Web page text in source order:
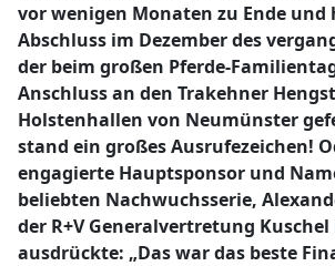
vor wenigen Monaten zu Ende und
Abschluss im Dezember des
der beim großen Pferde-
Anschluss an den Trakehner
Holstenhallen von Neumünster
stand ein großes Ausrufezeichen!
engagierte Hauptsponsor und
beliebten Nachwuchsserie,
der R+V Generalvertretung
ausdrückte: „Das war das beste